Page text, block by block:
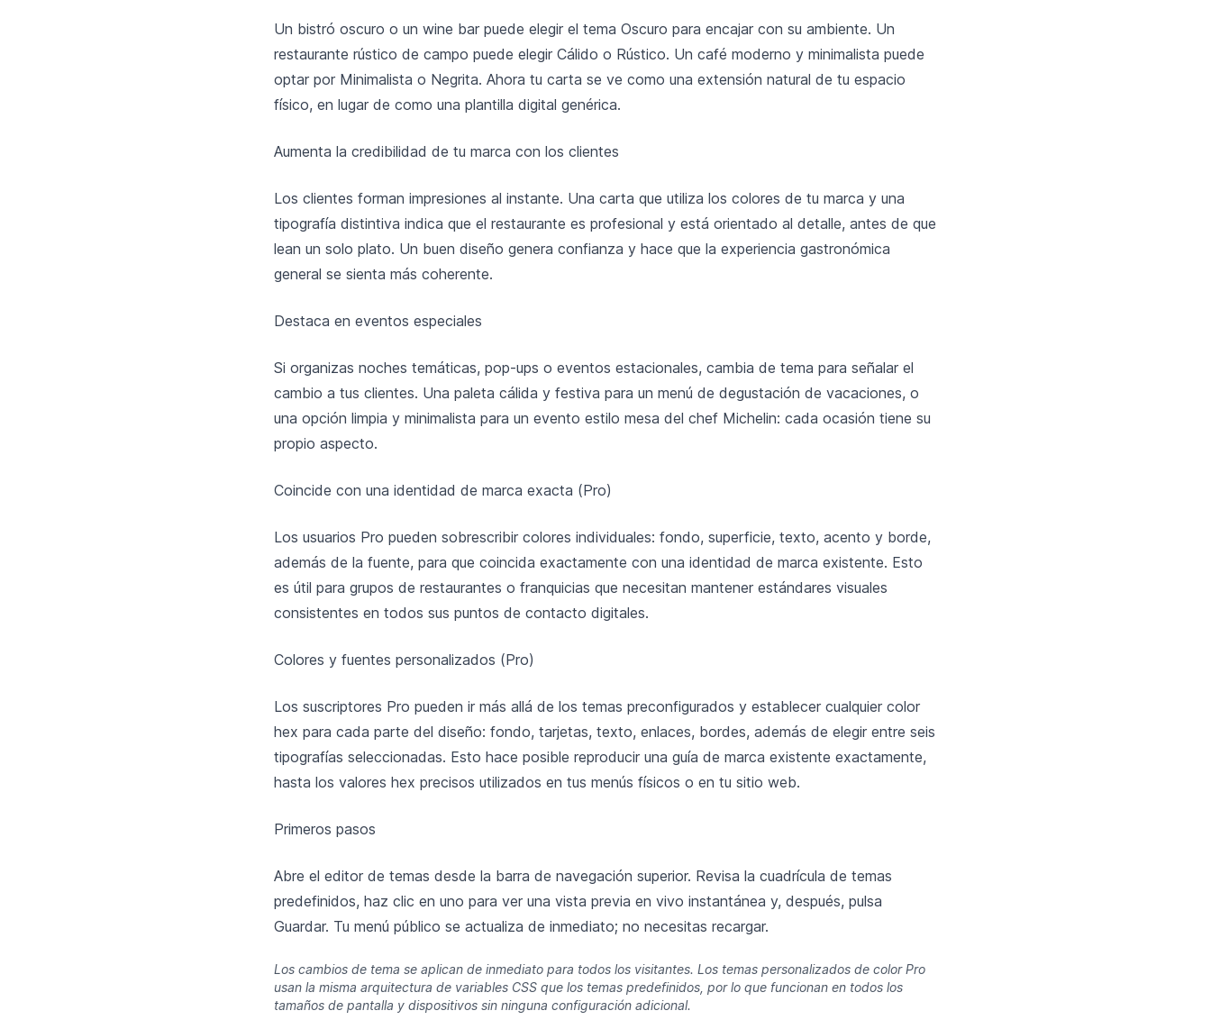
Un bistró oscuro o un wine bar puede elegir el tema Oscuro para encajar con su ambiente. Un
restaurante rústico de campo puede elegir Cálido o Rústico. Un café moderno y minimalista puede
optar por Minimalista o Negrita. Ahora tu carta se ve como una extensión natural de tu espacio
físico, en lugar de como una plantilla digital genérica.
Aumenta la credibilidad de tu marca con los clientes
Los clientes forman impresiones al instante. Una carta que utiliza los colores de tu marca y una
tipografía distintiva indica que el restaurante es profesional y está orientado al detalle, antes de que
lean un solo plato. Un buen diseño genera confianza y hace que la experiencia gastronómica
general se sienta más coherente.
Destaca en eventos especiales
Si organizas noches temáticas, pop-ups o eventos estacionales, cambia de tema para señalar el
cambio a tus clientes. Una paleta cálida y festiva para un menú de degustación de vacaciones, o
una opción limpia y minimalista para un evento estilo mesa del chef Michelin: cada ocasión tiene su
propio aspecto.
Coincide con una identidad de marca exacta (Pro)
Los usuarios Pro pueden sobrescribir colores individuales: fondo, superficie, texto, acento y borde,
además de la fuente, para que coincida exactamente con una identidad de marca existente. Esto
es útil para grupos de restaurantes o franquicias que necesitan mantener estándares visuales
consistentes en todos sus puntos de contacto digitales.
Colores y fuentes personalizados (Pro)
Los suscriptores Pro pueden ir más allá de los temas preconfigurados y establecer cualquier color
hex para cada parte del diseño: fondo, tarjetas, texto, enlaces, bordes, además de elegir entre seis
tipografías seleccionadas. Esto hace posible reproducir una guía de marca existente exactamente,
hasta los valores hex precisos utilizados en tus menús físicos o en tu sitio web.
Primeros pasos
Abre el editor de temas desde la barra de navegación superior. Revisa la cuadrícula de temas
predefinidos, haz clic en uno para ver una vista previa en vivo instantánea y, después, pulsa
Guardar. Tu menú público se actualiza de inmediato; no necesitas recargar.
Los cambios de tema se aplican de inmediato para todos los visitantes. Los temas personalizados de color Pro
usan la misma arquitectura de variables CSS que los temas predefinidos, por lo que funcionan en todos los
tamaños de pantalla y dispositivos sin ninguna configuración adicional.